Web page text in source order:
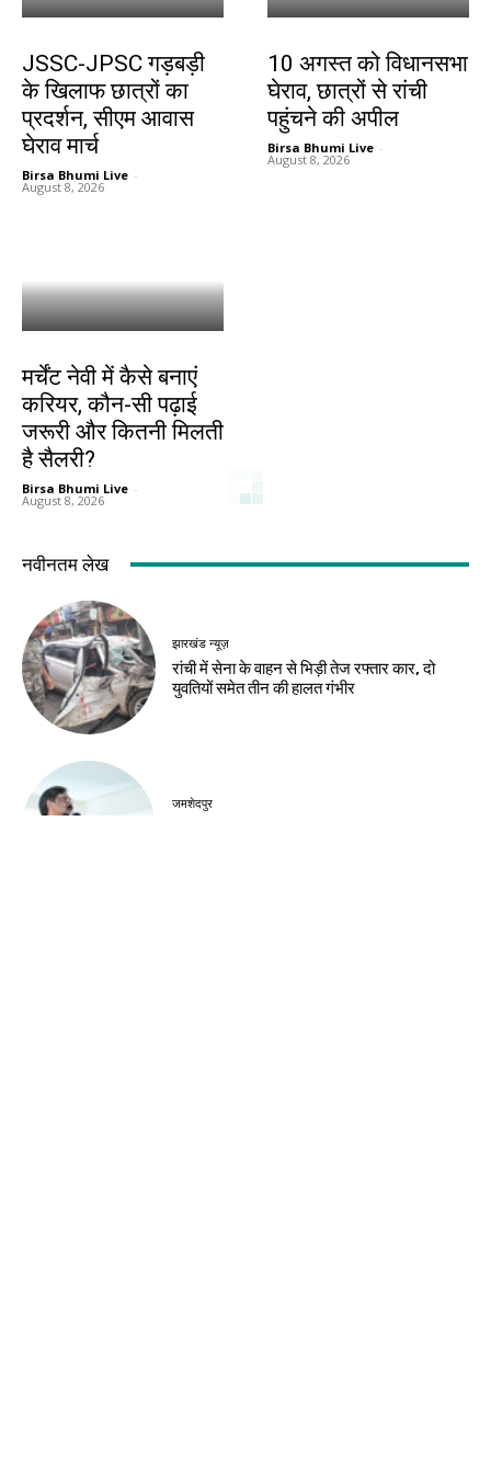
JSSC-JPSC गड़बड़ी
के खिलाफ छात्रों का
प्रदर्शन, सीएम आवास
घेराव मार्च
Birsa Bhumi Live -
August 8, 2026
10 अगस्त को विधानसभा
घेराव, छात्रों से रांची
पहुंचने की अपील
Birsa Bhumi Live -
August 8, 2026
मर्चेंट नेवी में कैसे बनाएं
करियर, कौन-सी पढ़ाई
जरूरी और कितनी मिलती
है सैलरी?
Birsa Bhumi Live -
August 8, 2026
नवीनतम लेख
झारखंड न्यूज़
रांची में सेना के वाहन से भिड़ी तेज रफ्तार कार, दो
युवतियों समेत तीन की हालत गंभीर
जमशेदपुर